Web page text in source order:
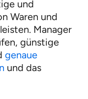
und
Waren und
Manager
günstige
genaue
und das